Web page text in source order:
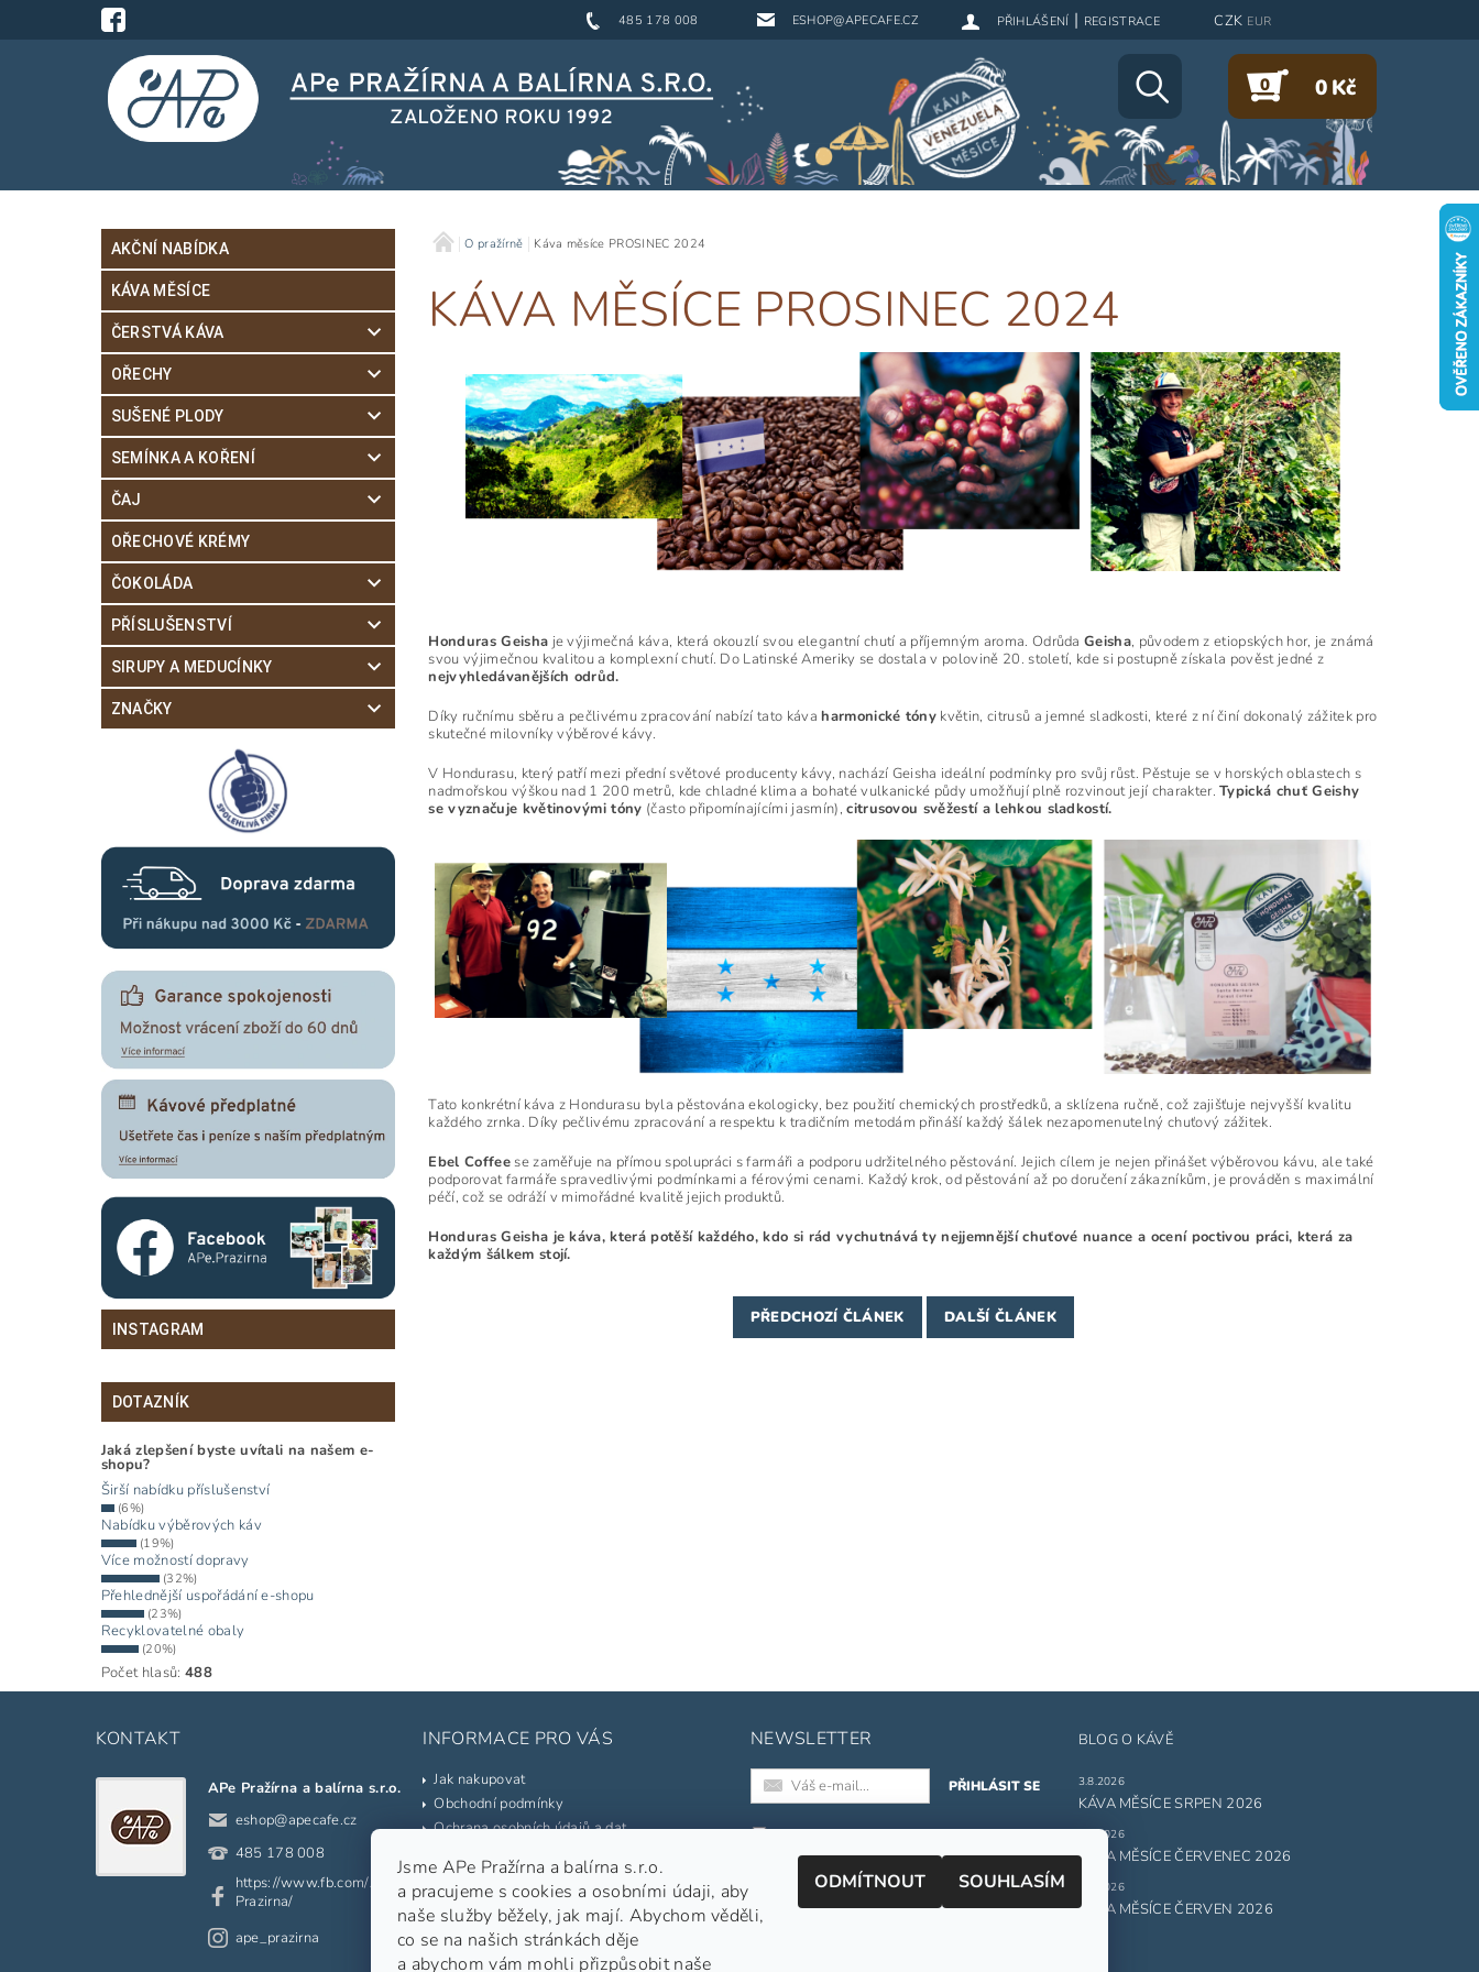
485 178 008 ESHOP@APECAFE.CZ CZK EUR
PŘIHLÁŠENÍ | REGISTRACE
0 0 Kč
AKČNÍ NABÍDKA
KÁVA MĚSÍCE
ČERSTVÁ KÁVA
OŘECHY
SUŠENÉ PLODY
SEMÍNKA A KOŘENÍ
ČAJ
OŘECHOVÉ KRÉMY
ČOKOLÁDA
PŘÍSLUŠENSTVÍ
SIRUPY A MEDUCÍNKY
ZNAČKY
INSTAGRAM
DOTAZNÍK
Jaká zlepšení byste uvítali na našem e-
shopu?
Širší nabídku příslušenství
(6%)
Nabídku výběrových káv
(19%)
Více možností dopravy
(32%)
Přehlednější uspořádání e-shopu
(23%)
Recyklovatelné obaly
(20%)
Počet hlasů: 488
O pražírně Káva měsíce PROSINEC 2024
KÁVA MĚSÍCE PROSINEC 2024
Honduras Geisha je výjimečná káva, která okouzlí svou elegantní chutí a příjemným aroma. OdrůdaGeisha, původem z etiopských hor, je známá
svou výjimečnou kvalitou a komplexní chutí. Do Latinské Ameriky se dostala v polovině 20. století, kde si postupně získala pověst jedné z
nejvyhledávanějších odrůd.
Díky ručnímu sběru a pečlivému zpracování nabízí tato kávaharmonické tóny květin, citrusů a jemné sladkosti, které z ní činí dokonalý zážitek pro
skutečné milovníky výběrové kávy.
V Hondurasu, který patří mezi přední světové producenty kávy, nachází Geisha ideální podmínky pro svůj růst. Pěstuje se v horských oblastech s
nadmořskou výškou nad 1 200 metrů, kde chladné klima a bohaté vulkanické půdy umožňují plně rozvinout její charakter.Typická chuť Geishy
se vyznačuje květinovými tóny (často připomínajícími jasmín),citrusovou svěžestí a lehkou sladkostí.
Tato konkrétní káva z Hondurasu byla pěstována ekologicky, bez použití chemických prostředků, a sklízena ručně, což zajišťuje nejvyšší kvalitu
každého zrnka. Díky pečlivému zpracování a respektu k tradičním metodám přináší každý šálek nezapomenutelný chuťový zážitek.
Ebel Coffeese zaměřuje na přímou spolupráci s farmáři a podporu udržitelného pěstování. Jejich cílem je nejen přinášet výběrovou kávu, ale také
podporovat farmáře spravedlivými podmínkami a férovými cenami. Každý krok, od pěstování až po doručení zákazníkům, je prováděn s maximální
péčí, což se odráží v mimořádné kvalitě jejich produktů.
Honduras Geisha je káva, která potěší každého, kdo si rád vychutnává ty nejjemnější chuťové nuance a ocení poctivou práci, která za
každým šálkem stojí.
PŘEDCHOZÍ ČLÁNEK DALŠÍ ČLÁNEK
KONTAKT
APe Pražírna a balírna s.r.o.
eshop@apecafe.cz
485 178 008
https://www.fb.com/APe.
Prazirna/
ape_prazirna
INFORMACE PRO VÁS
Jak nakupovat
Obchodní podmínky
Ochrana osobních údajů a dat
Prodávané značky
Slovník pojmů
Odkazy
Moje objednávka
NEWSLETTER
souhlasíte s našimiobchodními
podmínkami.
Informace o zpracování osobních údajů.
BLOG O KÁVĚ
3.8.2026
KÁVA MĚSÍCE SRPEN 2026
1.7.2026
KÁVA MĚSÍCE ČERVENEC 2026
1.6.2026
KÁVA MĚSÍCE ČERVEN 2026
Jsme APe Pražírna a balírna s.r.o.
a pracujeme s cookies a osobními údaji, aby
naše služby běžely, jak mají. Abychom věděli,
co se na našich stránkách děje
a abychom vám mohli přizpůsobit naše
ODMÍTNOUT SOUHLASÍM